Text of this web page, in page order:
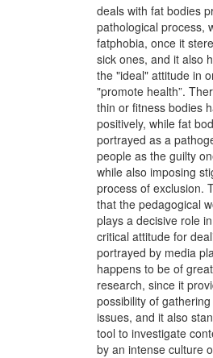
deals with fat bodies
pathological process,
fatphobia, once it
sick ones, and it also
the "ideal" attitude in
"promote health”.
thin or fitness bodies
positively, while fat
portrayed as a
people as the guilty
while also imposing
process of exclusion.
that the pedagogical
plays a decisive role
critical attitude for
portrayed by media
happens to be of
research, since it
possibility of
issues, and it also
tool to investigate
by an intense culture